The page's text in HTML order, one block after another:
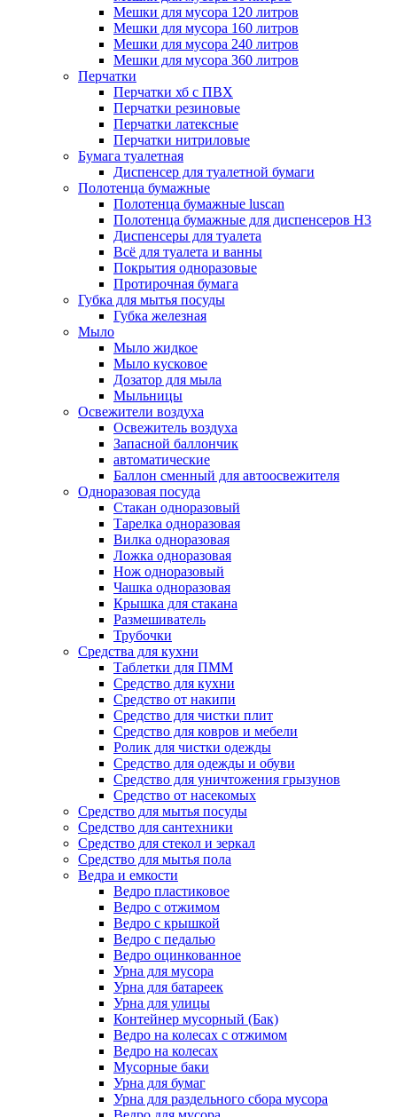
Мешки для мусора 120 литров
Мешки для мусора 160 литров
Мешки для мусора 240 литров
Мешки для мусора 360 литров
Перчатки
Перчатки хб с ПВХ
Перчатки резиновые
Перчатки латексные
Перчатки нитриловые
Бумага туалетная
Диспенсер для туалетной бумаги
Полотенца бумажные
Полотенца бумажные luscan
Полотенца бумажные для диспенсеров H3
Диспенсеры для туалета
Всё для туалета и ванны
Покрытия одноразовые
Протирочная бумага
Губка для мытья посуды
Губка железная
Мыло
Мыло жидкое
Мыло кусковое
Дозатор для мыла
Мыльницы
Освежители воздуха
Освежитель воздуха
Запасной баллончик
автоматические
Баллон сменный для автоосвежителя
Одноразовая посуда
Стакан одноразовый
Тарелка одноразовая
Вилка одноразовая
Ложка одноразовая
Нож одноразовый
Чашка одноразовая
Крышка для стакана
Размешиватель
Трубочки
Средства для кухни
Таблетки для ПММ
Средство для кухни
Средство от накипи
Средство для чистки плит
Средство для ковров и мебели
Ролик для чистки одежды
Средство для одежды и обуви
Средство для уничтожения грызунов
Средство от насекомых
Средство для мытья посуды
Средство для сантехники
Средство для стекол и зеркал
Средство для мытья пола
Ведра и емкости
Ведро пластиковое
Ведро с отжимом
Ведро с крышкой
Ведро с педалью
Ведро оцинкованное
Урна для мусора
Урна для батареек
Урна для улицы
Контейнер мусорный (Бак)
Ведро на колесах с отжимом
Ведро на колесах
Мусорные баки
Урна для бумаг
Урна для раздельного сбора мусора